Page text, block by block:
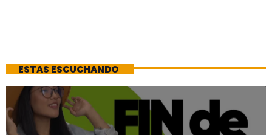
ESTAS ESCUCHANDO